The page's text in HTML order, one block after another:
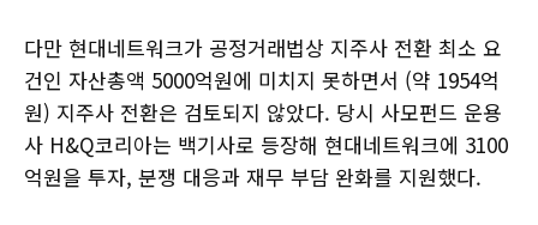
다만 현대네트워크가 공정거래법상 지주사 전환 최소 요
건인 자산총액 5000억원에 미치지 못하면서 (약 1954억
원) 지주사 전환은 검토되지 않았다. 당시 사모펀드 운용
사 H&Q코리아는 백기사로 등장해 현대네트워크에 3100
억원을 투자, 분쟁 대응과 재무 부담 완화를 지원했다.